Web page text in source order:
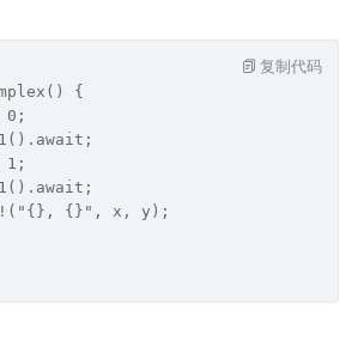
{
0;
1;
{}", x, y);
复制代码